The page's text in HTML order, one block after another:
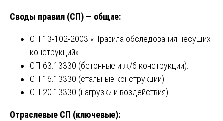
Своды правил (СП) — общие:
СП 13-102-2003 «Правила обследования несущих
конструкций».
СП 63.13330 (бетонные и ж/б конструкции).
СП 16.13330 (стальные конструкции).
СП 20.13330 (нагрузки и воздействия).
Отраслевые СП (ключевые):